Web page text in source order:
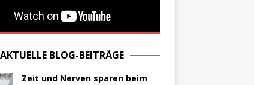
AKTUELLE BLOG-BEITRÄGE
Zeit und Nerven sparen beim